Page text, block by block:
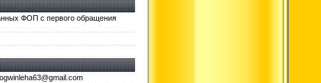
ФОП с первого обращения